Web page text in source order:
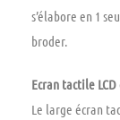
s’élabore en 1
broder.
Ecran tactile
Le large écran